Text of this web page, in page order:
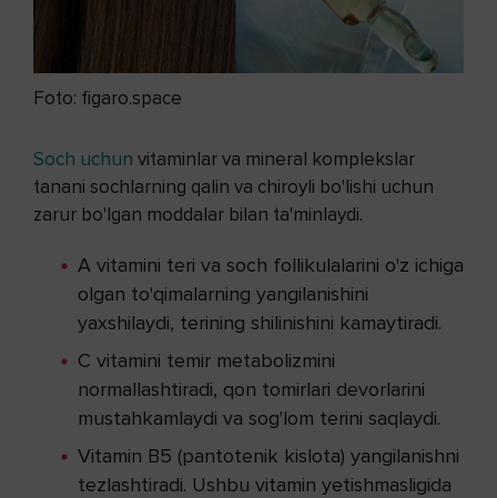
Foto: figaro.space
Soch uchun vitaminlar va mineral komplekslar
tanani sochlarning qalin va chiroyli bo'lishi uchun
zarur bo'lgan moddalar bilan ta'minlaydi.
A vitamini teri va soch follikulalarini o'z ichiga
olgan to'qimalarning yangilanishini
yaxshilaydi, terining shilinishini kamaytiradi.
C vitamini temir metabolizmini
normallashtiradi, qon tomirlari devorlarini
mustahkamlaydi va sog'lom terini saqlaydi.
Vitamin B5 (pantotenik kislota) yangilanishni
tezlashtiradi. Ushbu vitamin yetishmasligida